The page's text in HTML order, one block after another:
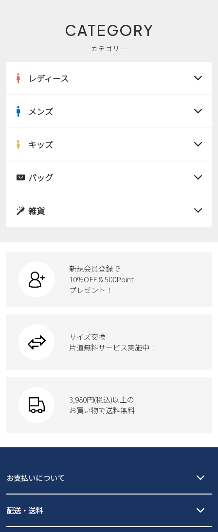
CATEGORY
カテゴリー
レディース
サンダル
スニーカー
カジュアルシューズ
ワークシューズ
ウェア
moz
メンズ
サンダル
ローファー
ブーツ
Parade
GAP
キッズ
サンダル
スクール
new balance
瞬足
バッグ
ボディバッグ
ハンドバッグ
トートバッグ
雑貨
ケア用品
新規会員登録で
10%OFF & 500Point
プレゼント！
サイズ交換
片道無料サービス実施中！
3,980円(税込)以上の
お買い物で送料無料
お支払いについて
PayPay（オンライン決済）、代金引換のご利用が可能です。
配送・送料